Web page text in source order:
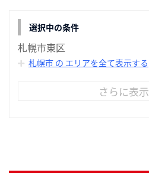
選択中の条件
札幌市東区
札幌市 の エリアを全て表示する
さらに表示